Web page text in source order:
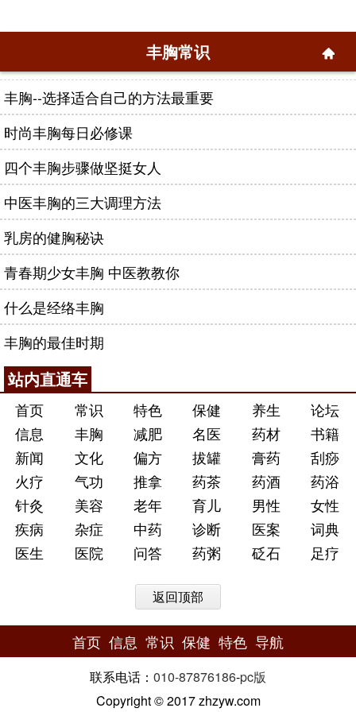
丰胸常识
丰胸--选择适合自己的方法最重要
时尚丰胸每日必修课
四个丰胸步骤做坚挺女人
中医丰胸的三大调理方法
乳房的健胸秘诀
青春期少女丰胸 中医教教你
什么是经络丰胸
丰胸的最佳时期
站内直通车
首页 常识 特色 保健 养生
论坛
信息
丰胸 减肥 名医 药材
书籍
新闻
文化 偏方 拔罐 膏药
刮痧
火疗
气功 推拿 药茶 药酒
药浴
针灸
美容 老年 育儿 男性
女性
疾病
杂症 中药 诊断 医案
词典
医生
医院 问答 药粥 砭石 足疗
返回顶部
首页 信息 常识 保健 特色 导航
联系电话： 010-87876186-pc版
Copyright © 2017 zhzyw.com